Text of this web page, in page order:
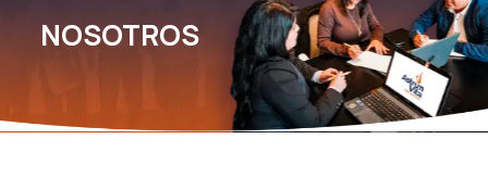
SERVICIOS
CLIENTES
NOSOTROS